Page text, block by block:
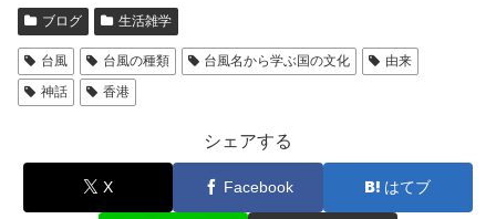
ブログ 生活雑学
台風 台風の種類 台風名から学ぶ国の文化
由来
神話
香港
シェアする
X Facebook はてブ